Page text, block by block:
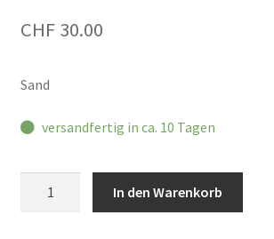
CHF30.00
Sand
versandfertig in ca. 10 Tagen
In den Warenkorb